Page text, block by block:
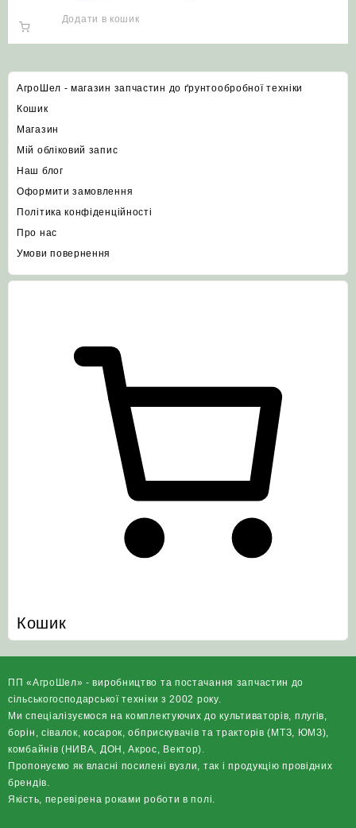
НИВА СК-5
Додати в кошик
АгроШел - магазин запчастин до ґрунтообробної техніки
Кошик
Магазин
Мій обліковий запис
Наш блог
Оформити замовлення
Політика конфіденційності
Про нас
Умови повернення
Кошик
ПП «АгроШел» - виробництво та постачання запчастин до
сільськогосподарської техніки з 2002 року.
Ми спеціалізуємося на комплектуючих до культиваторів, плугів,
борін, сівалок, косарок, обприскувачів та тракторів (МТЗ, ЮМЗ),
комбайнів (НИВА, ДОН, Акрос, Вектор).
Пропонуємо як власні посилені вузли, так і продукцію провідних
брендів.
Якість, перевірена роками роботи в полі.